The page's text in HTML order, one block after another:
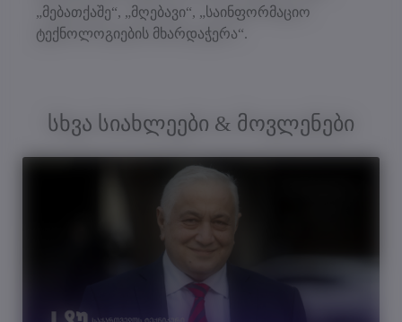
„მებათქაშე“, „მღებავი“, „საინფორმაციო
ტექნოლოგიების მხარდაჭერა“.
სხვა სიახლეები & მოვლენები